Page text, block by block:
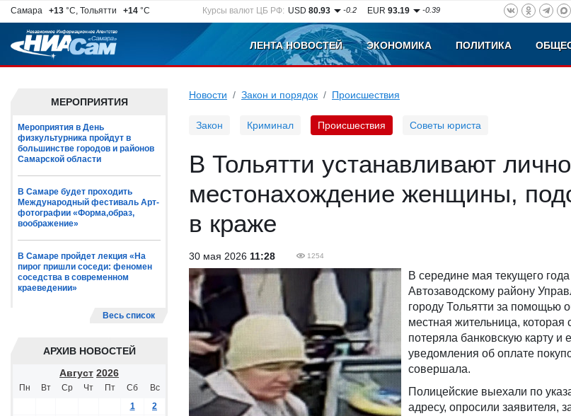
Самара +13 °C, Тольятти +14 °C Курсы валют ЦБ РФ: USD80.93 -0.2 EUR93.19 -0.39
ЛЕНТА НОВОСТЕЙ ЭКОНОМИКА ПОЛИТИКА
МЕРОПРИЯТИЯ
Мероприятия в День
физкультурника пройдут в
большинстве городов и районов
Самарской области
В Самаре будет проходить
Международный фестиваль Арт-
фотографии «Форма,образ,
воображение»
В Самаре пройдет лекция «На
пирог пришли соседи: феномен
соседства в современном
краеведении»
Весь список
АРХИВ НОВОСТЕЙ
Август 2026
Пн Вт Ср Чт Пт Сб
Вс
1
2
Новости Закон и порядок Происшествия
Закон Криминал Происшествия Советы юриста
В Тольятти устанавливают
местонахождение женщины,
в краже
30 мая 2026 11:28 1254
В середине мая текущего
Автозаводскому району
городу Тольятти за помощью
местная жительница, которая
потеряла банковскую карту
уведомления об оплате
совершала.
Полицейские выехали по
адресу, опросили заявителя,